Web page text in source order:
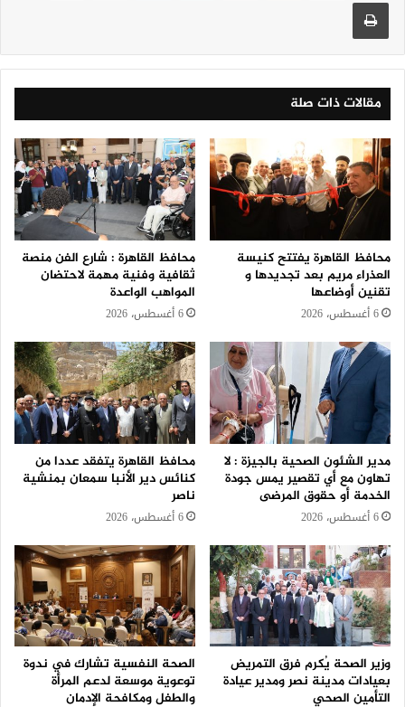
مقالات ذات صلة
محافظ القاهرة يفتتح كنيسة
العذراء مريم بعد تجديدها و
تقنين أوضاعها
6 أغسطس، 2026
محافظ القاهرة : شارع الفن منصة
ثقافية وفنية مهمة لاحتضان
المواهب الواعدة
6 أغسطس، 2026
مدير الشئون الصحية بالجيزة : لا
تهاون مع أي تقصير يمس جودة
الخدمة أو حقوق المرضى
6 أغسطس، 2026
محافظ القاهرة يتفقد عددا من
كنائس دير الأنبا سمعان بمنشية
ناصر
6 أغسطس، 2026
وزير الصحة يُكرم فرق التمريض
بعيادات مدينة نصر ومدير عيادة
التأمين الصحي
الصحة النفسية تشارك في ندوة
توعوية موسعة لدعم المرأة
والطفل ومكافحة الإدمان